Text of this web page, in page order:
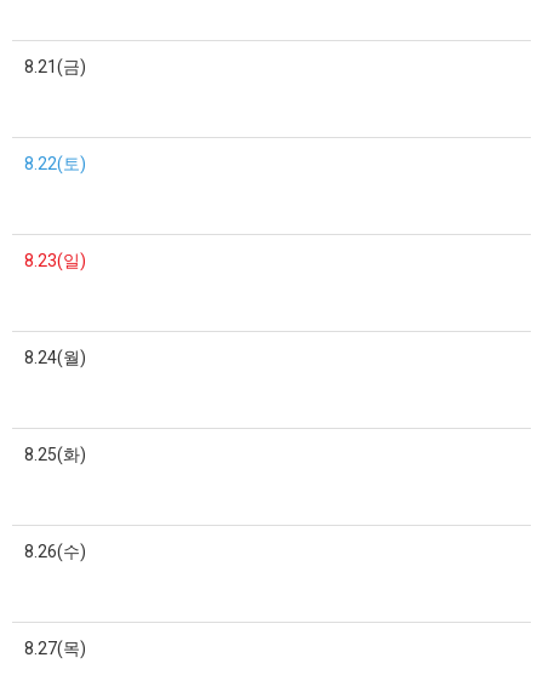
8.21(금)
8.22(토)
8.23(일)
8.24(월)
8.25(화)
8.26(수)
8.27(목)